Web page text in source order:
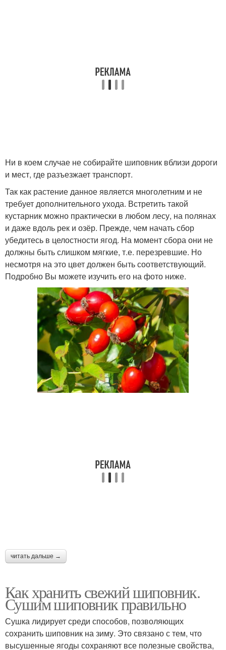
Ни в коем случае не собирайте шиповник вблизи дороги
и мест, где разъезжает транспорт.
Так как растение данное является многолетним и не
требует дополнительного ухода. Встретить такой
кустарник можно практически в любом лесу, на полянах
и даже вдоль рек и озёр. Прежде, чем начать сбор
убедитесь в целостности ягод. На момент сбора они не
должны быть слишком мягкие, т.е. перезревшие. Но
несмотря на это цвет должен быть соответствующий.
Подробно Вы можете изучить его на фото ниже.
читать дальше →
Как хранить свежий шиповник.
Сушим шиповник правильно
Сушка лидирует среди способов, позволяющих
сохранить шиповник на зиму. Это связано с тем, что
высушенные ягоды сохраняют все полезные свойства,